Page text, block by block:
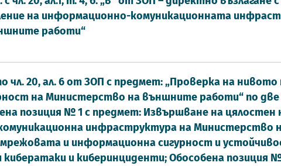
на информационно-комуникационната
работи“
чл. 20, ал. 6 от ЗОП с предмет: „Проверка на
на Министерство на външните работи“ по две
позиция № 1 с предмет: Извършване на цялостен
инфраструктура на Министерство
мрежовата и информационна сигурност и
и киберинциденти; Обособена позиция